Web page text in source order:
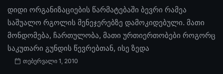
დიდი ორგანიზაციების წარმატებაში ბევრი რამეა
საშუალო რგოლის მენეჯერებზე დამოკიდებული. მათი
მონდომება, ჩართულობა, მათი ურთიერთობები როგორც
საკუთარი გუნდის წევრებთან, ისე ზედა
თებერვალი 1, 2010